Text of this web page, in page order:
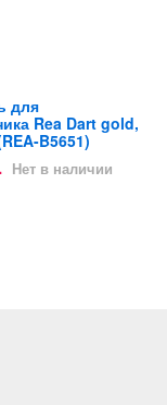
для
Rea Dart gold,
B5651)
Нет в наличии